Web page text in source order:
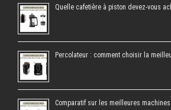
Quelle cafetière à piston devez-vous
Percolateur : comment choisir la
Comparatif sur les meilleures